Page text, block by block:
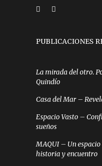
PUBLICACIONES
La mirada del otro.
Quindío
Casa del Mar –
Espacio Vasto –
sueños
MAQUI – Un
historia y encuentro